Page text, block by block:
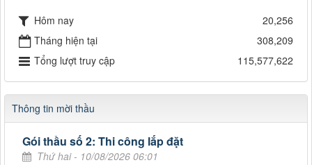
Hôm nay
20,256
Tháng hiện tại
308,209
Tổng lượt truy cập
115,577,622
Thông tin mời thầu
Gói thầu số 2: Thi công lắp đặt
Thứ hai - 10/08/2026 06:01